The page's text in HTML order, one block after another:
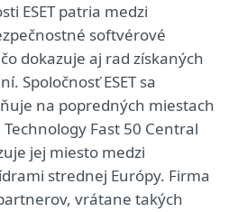
ESET patria medzi
softvérové
dokazuje aj rad získaných
Spoločnosť ESET sa
na popredných miestach
Fast 50 Central
jej miesto medzi
strednej Európy. Firma
vrátane takých